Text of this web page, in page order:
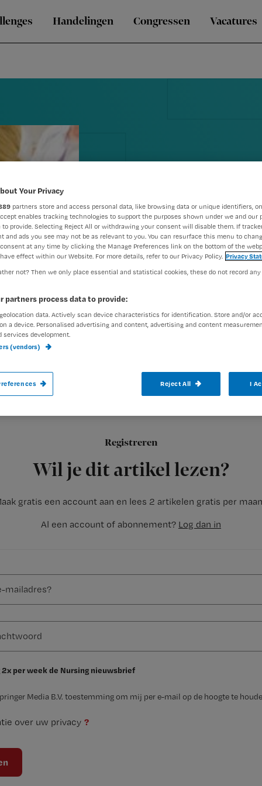
Handelingen Congressen Vacatures
Gastblog:
plezier en
Auteur:
Registreren
Wil je dit artikel lezen?
gratis een account aan en lees 2 artikelen gratis per
Al een account of abonnement? Log dan in
2x per week de Nursing nieuwsbrief
Media B.V. toestemming om mij per e-mail op de hoogte te
over uw privacy ?
De jaarlijks terugkerende discussie over
Your Privacy
partners store and access personal data, like browsing data or unique identifiers,
enables tracking technologies to support the purposes shown under we and our
to provide. Selecting Reject All or withdrawing your consent will disable them. If
and ads you see may not be as relevant to you. You can resurface this menu to
at any time by clicking the Manage Preferences link on the bottom of the
effect within our Website. For more details, refer to our Privacy Policy. Privacy
not? Then we only place essential and statistical cookies, these do not record
partners process data to provide:
data. Actively scan device characteristics for identification. Store and/or
a device. Personalised advertising and content, advertising and content
services development.
(vendors)
Reject All I